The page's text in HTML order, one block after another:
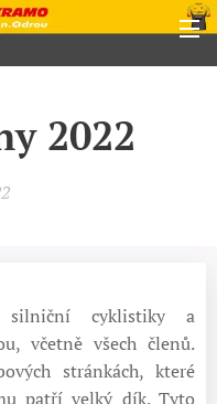
2022
silniční cyklistiky a
včetně všech členů.
stránkách, které
patří velký dík. Tyto